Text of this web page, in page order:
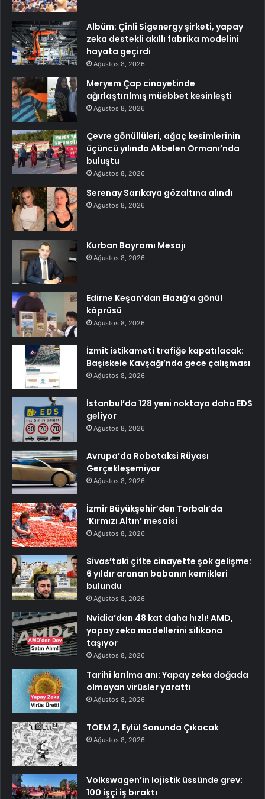
Albüm: Çinli Sigenergy şirketi, yapay
zeka destekli akıllı fabrika modelini
hayata geçirdi
Ağustos 8, 2026
Meryem Çap cinayetinde
ağırlaştırılmış müebbet kesinleşti
Ağustos 8, 2026
Çevre gönüllüleri, ağaç kesimlerinin
üçüncü yılında Akbelen Ormanı’nda
buluştu
Ağustos 8, 2026
Serenay Sarıkaya gözaltına alındı
Ağustos 8, 2026
Kurban Bayramı Mesajı
Ağustos 8, 2026
Edirne Keşan’dan Elazığ’a gönül
köprüsü
Ağustos 8, 2026
İzmit istikameti trafiğe kapatılacak:
Başiskele Kavşağı’nda gece çalışması
Ağustos 8, 2026
İstanbul’da 128 yeni noktaya daha EDS
geliyor
Ağustos 8, 2026
Avrupa’da Robotaksi Rüyası
Gerçekleşemiyor
Ağustos 8, 2026
İzmir Büyükşehir’den Torbalı’da
‘Kırmızı Altın’ mesaisi
Ağustos 8, 2026
Sivas’taki çifte cinayette şok gelişme:
6 yıldır aranan babanın kemikleri
bulundu
Ağustos 8, 2026
Nvidia’dan 48 kat daha hızlı! AMD,
yapay zeka modellerini silikona
taşıyor
Ağustos 8, 2026
Tarihi kırılma anı: Yapay zeka doğada
olmayan virüsler yarattı
Ağustos 8, 2026
TOEM 2, Eylül Sonunda Çıkacak
Ağustos 8, 2026
Volkswagen’in lojistik üssünde grev:
100 işçi iş bıraktı